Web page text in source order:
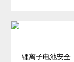
锂离子电池安全